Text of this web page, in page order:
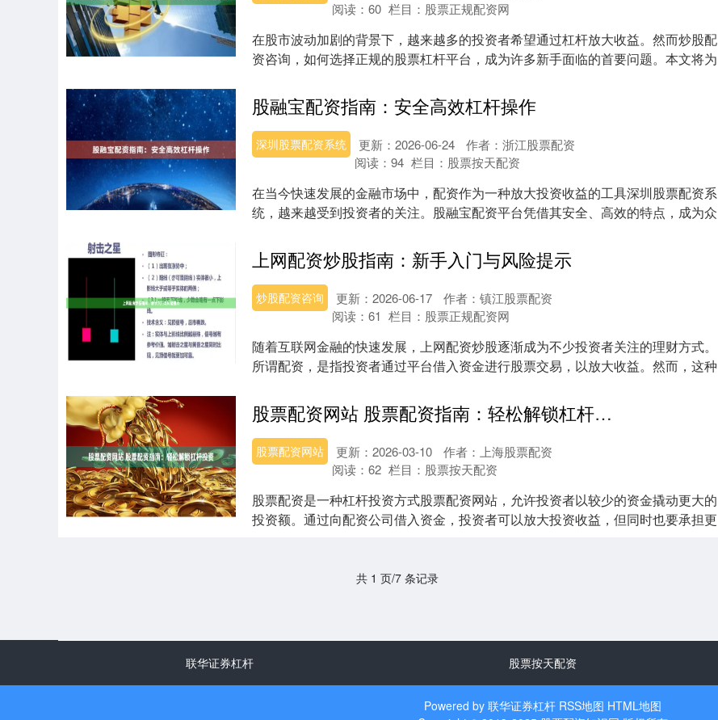
阅读： 60 栏目： 股票正规配资网
在股市波动加剧的背景下，越来越多的投资者希望通过杠杆放大收益。然而炒股配
资咨询，如何选择正规的股票杠杆平台，成为许多新手面临的首要问题。本文将为
股融宝配资指南：安全高效杠杆操作
深圳股票配资系统 更新：2026-06-24
作者：浙江股票配资
阅读： 94 栏目： 股票按天配资
在当今快速发展的金融市场中，配资作为一种放大投资收益的工具深圳股票配资系
统，越来越受到投资者的关注。股融宝配资平台凭借其安全、高效的特点，成为众
上网配资炒股指南：新手入门与风险提示
炒股配资咨询 更新：2026-06-17
作者：镇江股票配资
阅读： 61 栏目： 股票正规配资网
随着互联网金融的快速发展，上网配资炒股逐渐成为不少投资者关注的理财方式。
所谓配资，是指投资者通过平台借入资金进行股票交易，以放大收益。然而，这种
股票配资网站 股票配资指南：轻松解锁杠杆投资
股票配资网站 更新：2026-03-10
作者：上海股票配资
阅读： 62 栏目： 股票按天配资
股票配资是一种杠杆投资方式股票配资网站，允许投资者以较少的资金撬动更大的
投资额。通过向配资公司借入资金，投资者可以放大投资收益，但同时也要承担更
共 1 页/7 条记录
联华证券杠杆 股票按天配资
Powered by 联华证券杠杆 RSS地图 HTML地图